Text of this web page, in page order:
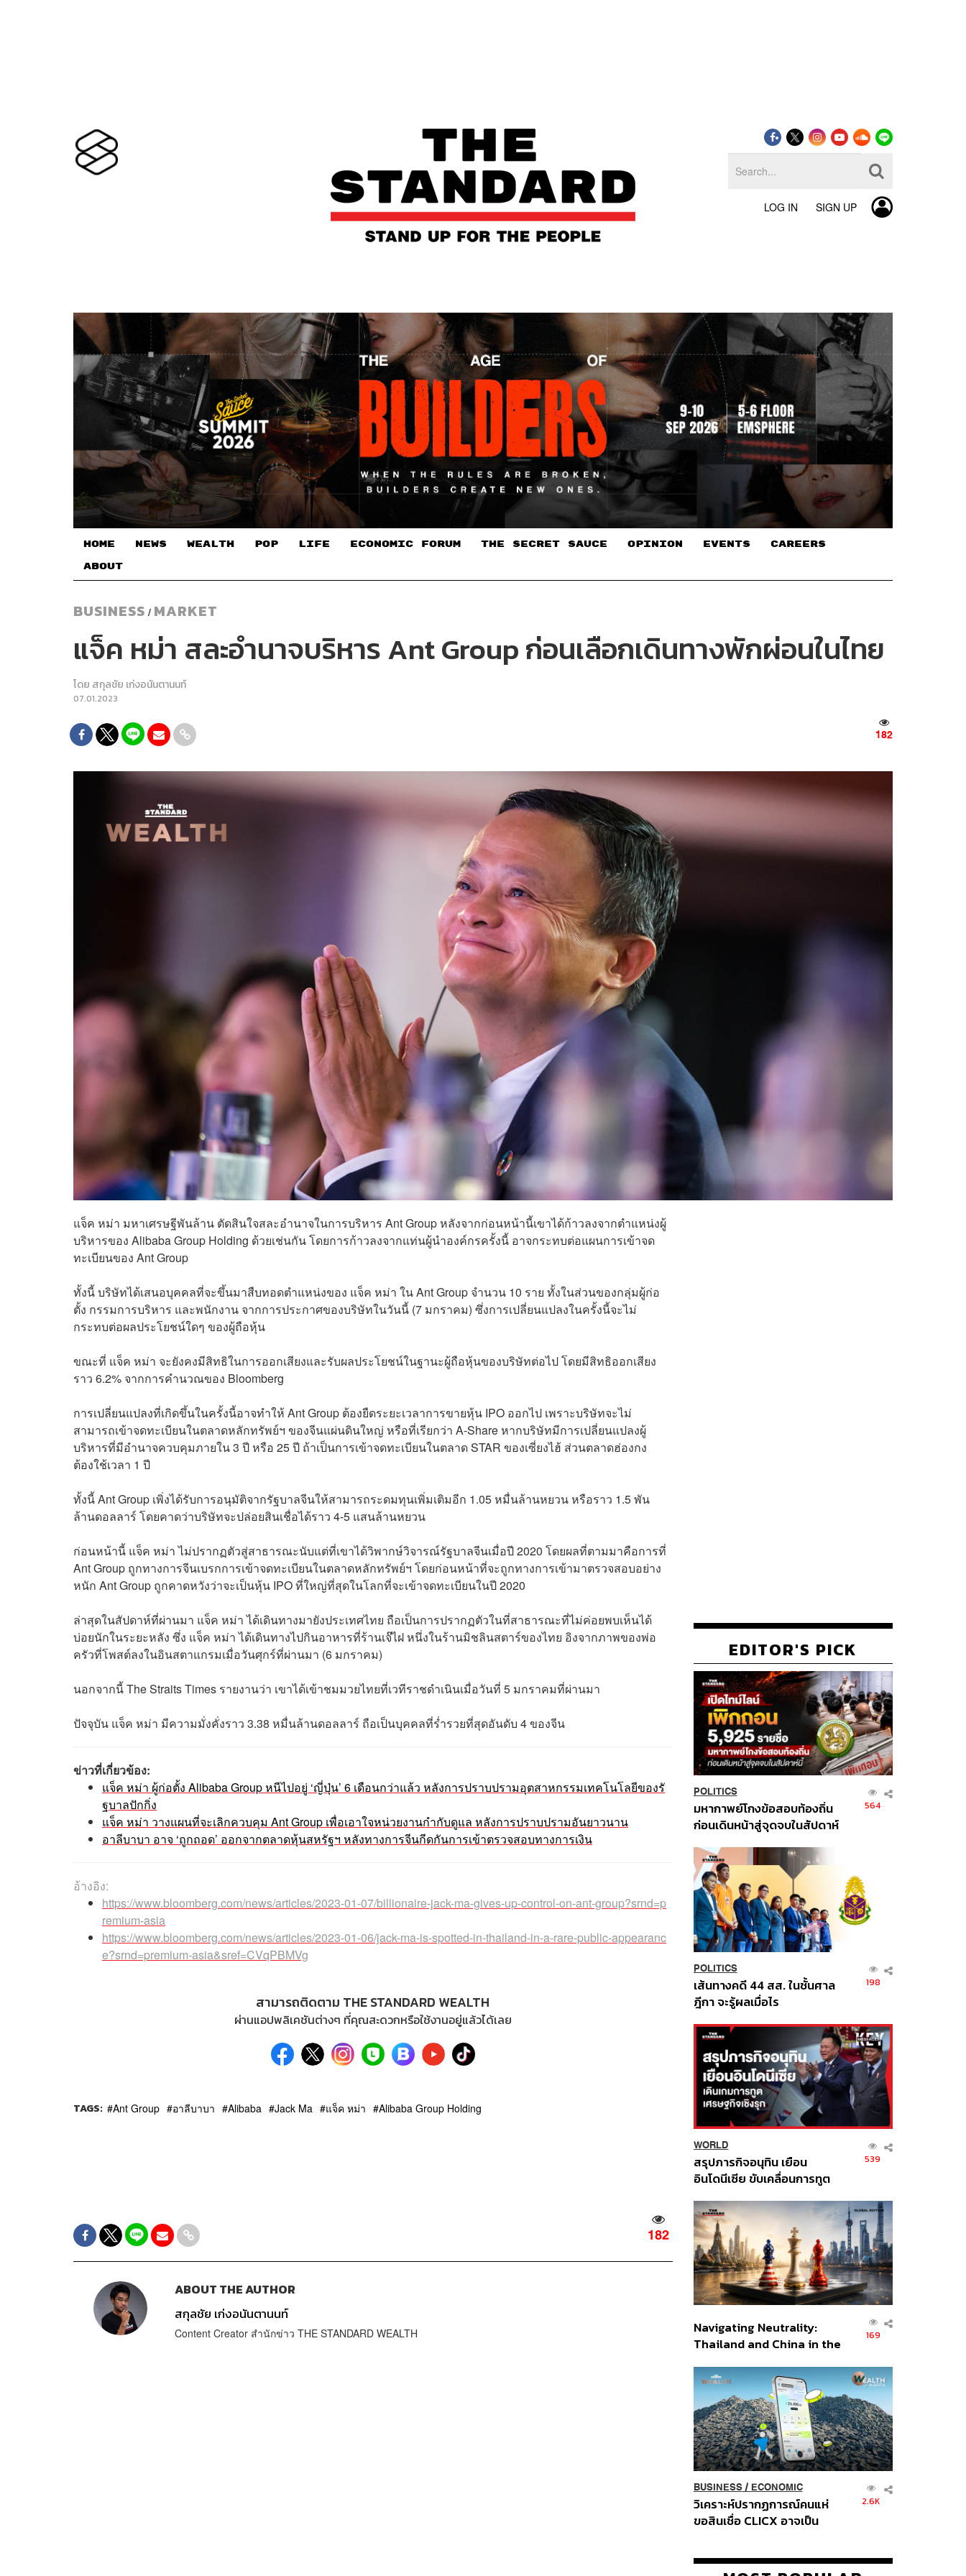
LOG IN SIGN UP
HOME NEWS WEALTH POP LIFE ECONOMIC FORUM THE SECRET SAUCE​ OPINION EVENTS CAREERS
ABOUT
BUSINESS / MARKET
แจ็ค หม่า สละอำนาจบริหาร Ant Group ก่อนเลือกเดินทางพักผ่อนในไทย
โดย สกุลชัย เก่งอนันตานนท์
07.01.2023
182
แจ็ค หม่า มหาเศรษฐีพันล้าน ตัดสินใจสละอำนาจในการบริหาร Ant Group หลังจากก่อนหน้านี้เขาได้ก้าวลงจากตำแหน่งผู้
บริหารของ Alibaba Group Holding ด้วยเช่นกัน โดยการก้าวลงจากแท่นผู้นำองค์กรครั้งนี้ อาจกระทบต่อแผนการเข้าจด
ทะเบียนของ Ant Group
ทั้งนี้ บริษัทได้เสนอบุคคลที่จะขึ้นมาสืบทอดตำแหน่งของ แจ็ค หม่า ใน Ant Group จำนวน 10 ราย ทั้งในส่วนของกลุ่มผู้ก่อ
ตั้ง กรรมการบริหาร และพนักงาน จากการประกาศของบริษัทในวันนี้ (7 มกราคม) ซึ่งการเปลี่ยนแปลงในครั้งนี้จะไม่
กระทบต่อผลประโยชน์ใดๆ ของผู้ถือหุ้น
ขณะที่ แจ็ค หม่า จะยังคงมีสิทธิในการออกเสียงและรับผลประโยชน์ในฐานะผู้ถือหุ้นของบริษัทต่อไป โดยมีสิทธิออกเสียง
ราว 6.2% จากการคำนวณของ Bloomberg
การเปลี่ยนแปลงที่เกิดขึ้นในครั้งนี้อาจทำให้ Ant Group ต้องยืดระยะเวลาการขายหุ้น IPO ออกไป เพราะบริษัทจะไม่
สามารถเข้าจดทะเบียนในตลาดหลักทรัพย์ฯ ของจีนแผ่นดินใหญ่ หรือที่เรียกว่า A-Share หากบริษัทมีการเปลี่ยนแปลงผู้
บริหารที่มีอำนาจควบคุมภายใน 3 ปี หรือ 25 ปี ถ้าเป็นการเข้าจดทะเบียนในตลาด STAR ของเซี่ยงไฮ้ ส่วนตลาดฮ่องกง
ต้องใช้เวลา 1 ปี
ทั้งนี้ Ant Group เพิ่งได้รับการอนุมัติจากรัฐบาลจีนให้สามารถระดมทุนเพิ่มเติมอีก 1.05 หมื่นล้านหยวน หรือราว 1.5 พัน
ล้านดอลลาร์ โดยคาดว่าบริษัทจะปล่อยสินเชื่อได้ราว 4-5 แสนล้านหยวน
ก่อนหน้านี้ แจ็ค หม่า ไม่ปรากฏตัวสู่สาธารณะนับแต่ที่เขาได้วิพากษ์วิจารณ์รัฐบาลจีนเมื่อปี 2020 โดยผลที่ตามมาคือการที่
Ant Group ถูกทางการจีนเบรกการเข้าจดทะเบียนในตลาดหลักทรัพย์ฯ โดยก่อนหน้าที่จะถูกทางการเข้ามาตรวจสอบอย่าง
หนัก Ant Group ถูกคาดหวังว่าจะเป็นหุ้น IPO ที่ใหญ่ที่สุดในโลกที่จะเข้าจดทะเบียนในปี 2020
ล่าสุดในสัปดาห์ที่ผ่านมา แจ็ค หม่า ได้เดินทางมายังประเทศไทย ถือเป็นการปรากฏตัวในที่สาธารณะที่ไม่ค่อยพบเห็นได้
บ่อยนักในระยะหลัง ซึ่ง แจ็ค หม่า ได้เดินทางไปกินอาหารที่ร้านเจ๊ไฝ หนึ่งในร้านมิชลินสตาร์ของไทย อิงจากภาพของพ่อ
ครัวที่โพสต์ลงในอินสตาแกรมเมื่อวันศุกร์ที่ผ่านมา (6 มกราคม)
นอกจากนี้ The Straits Times รายงานว่า เขาได้เข้าชมมวยไทยที่เวทีราชดำเนินเมื่อวันที่ 5 มกราคมที่ผ่านมา
ปัจจุบัน แจ็ค หม่า มีความมั่งคั่งราว 3.38 หมื่นล้านดอลลาร์ ถือเป็นบุคคลที่ร่ำรวยที่สุดอันดับ 4 ของจีน
ข่าวที่เกี่ยวข้อง:
แจ็ค หม่า ผู้ก่อตั้ง Alibaba Group หนีไปอยู่ ‘ญี่ปุ่น’ 6 เดือนกว่าแล้ว หลังการปราบปรามอุตสาหกรรมเทคโนโลยีของรั
ฐบาลปักกิ่ง
แจ็ค หม่า วางแผนที่จะเลิกควบคุม Ant Group เพื่อเอาใจหน่วยงานกำกับดูแล หลังการปราบปรามอันยาวนาน
อาลีบาบา อาจ ‘ถูกถอด’ ออกจากตลาดหุ้นสหรัฐฯ หลังทางการจีนกีดกันการเข้าตรวจสอบทางการเงิน
อ้างอิง:
https://www.bloomberg.com/news/articles/2023-01-07/billionaire-jack-ma-gives-up-control-on-ant-group?srnd=p
remium-asia
https://www.bloomberg.com/news/articles/2023-01-06/jack-ma-is-spotted-in-thailand-in-a-rare-public-appearanc
e?srnd=premium-asia&sref=CVqPBMVg
สามารถติดตาม THE STANDARD WEALTH
ผ่านแอปพลิเคชันต่างๆ ที่คุณสะดวกหรือใช้งานอยู่แล้วได้เลย
TAGS: Ant Group อาลีบาบา Alibaba Jack Ma แจ็ค หม่า Alibaba Group Holding
182
ABOUT THE AUTHOR
สกุลชัย เก่งอนันตานนท์
Content Creator สำนักข่าว THE STANDARD WEALTH
EDITOR'S PICK
POLITICS
มหากาพย์โกงข้อสอบท้องถิ่น
ก่อนเดินหน้าสู่จุดจบในสัปดาห์
564
POLITICS
เส้นทางคดี 44 สส. ในชั้นศาล
ฎีกา จะรู้ผลเมื่อไร
198
WORLD
สรุปภารกิจอนุทิน เยือน
อินโดนีเซีย ขับเคลื่อนการทูต
ส่วนยุทธศาสตร์ไทย –
อินโดนีเซีย
539
Navigating Neutrality:
Thailand and China in the
Order
169
BUSINESS/ ECONOMIC
วิเคราะห์ปรากฏการณ์คนแห่
ขอสินเชื่อ CLICX อาจเป็น
ปัญหาหนี้ครัวเรือนไทยที่ถูกซุก
2.6K